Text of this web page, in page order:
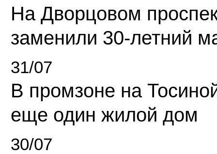
На Дворцовом
заменили 30-летний
31/07
В промзоне на
еще один жилой дом
30/07